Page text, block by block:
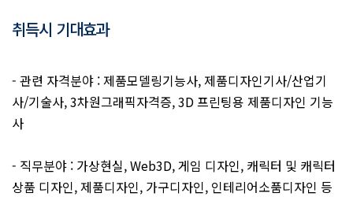
취득시 기대효과
- 관련 자격분야 : 제품모델링기능사, 제품디자인기사/산업기
사/기술사, 3차원그래픽자격증, 3D 프린팅용 제품디자인 기능
사
- 직무분야 : 가상현실, Web3D, 게임 디자인, 캐릭터 및 캐릭터
상품 디자인, 제품디자인, 가구디자인, 인테리어소품디자인 등